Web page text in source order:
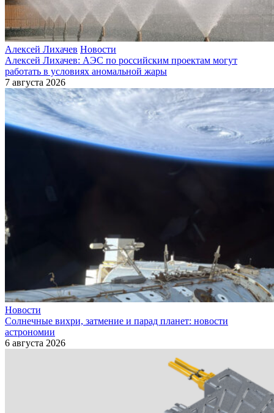
Алексей Лихачев Новости
Алексей Лихачев: АЭС по российским проектам могут
работать в условиях аномальной жары
7 августа 2026
Новости
Солнечные вихри, затмение и парад планет: новости
астрономии
6 августа 2026